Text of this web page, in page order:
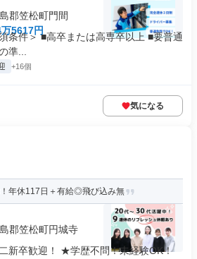
郡笠松町門間
5617円
条件＞ ■高卒または高専卒以上 ■要普通
準...
+16個
気になる
年休117日＋有給◎飛び込み無
郡笠松町円城寺
新卒歓迎！ ★学歴不問！未経験OK！